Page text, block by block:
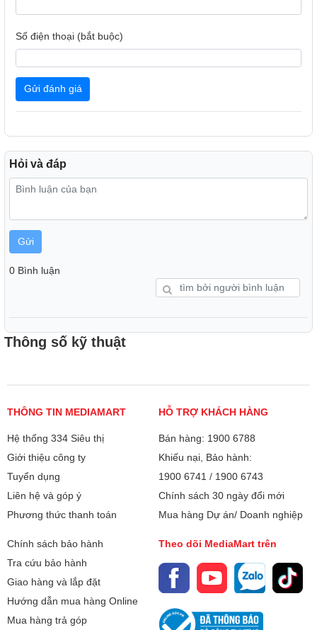
Số điện thoại (bắt buộc)
Gửi đánh giá
Hỏi và đáp
Gửi
0 Bình luận
Thông số kỹ thuật
THÔNG TIN MEDIAMART
Hệ thống 334 Siêu thị
Giới thiệu công ty
Tuyển dụng
Liên hệ và góp ý
Phương thức thanh toán
HỖ TRỢ KHÁCH HÀNG
Bán hàng: 1900 6788
Khiếu nại, Bảo hành:
1900 6741 / 1900 6743
Chính sách 30 ngày đổi mới
Mua hàng Dự án/ Doanh nghiệp
Chính sách bảo hành
Tra cứu bảo hành
Giao hàng và lắp đặt
Hướng dẫn mua hàng Online
Mua hàng trả góp
Theo dõi MediaMart trên